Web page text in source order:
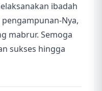
ibadah
Nya,
mabrur. Semoga
sukses hingga